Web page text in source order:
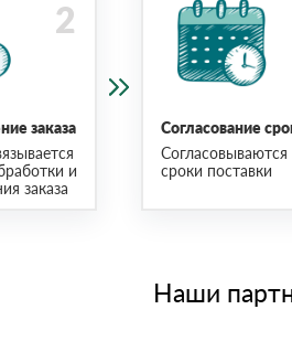
заказа
и
заказа
Согласование
Согласовываются
сроки поставки
Наши